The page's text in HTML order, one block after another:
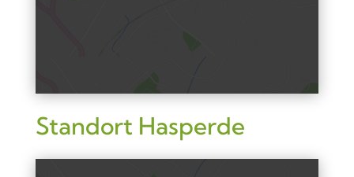
Standort Hasperde